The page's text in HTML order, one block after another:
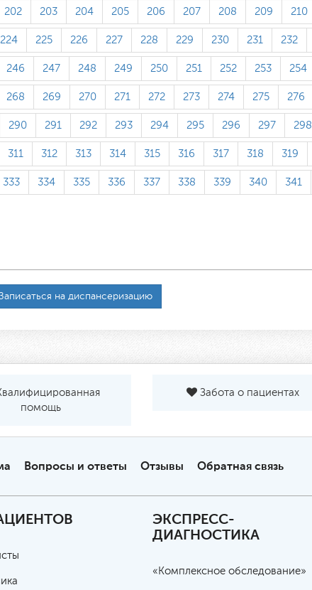
202 203 204 205 206 207 208 209 210
224 225 226 227 228 229 230 231 232
246 247 248 249 250 251 252 253 254
268 269 270 271 272 273 274 275 276
290 291 292 293 294 295 296 297 298
311 312 313 314 315 316 317 318 319
333 334 335 336 337 338 339 340 341
на диспансеризацию
помощь
Забота о пациентах
Вопросы и ответы Отзывы Обратная связь
ЭКСПРЕСС-
ДИАГНОСТИКА
«Комплексное обследование»